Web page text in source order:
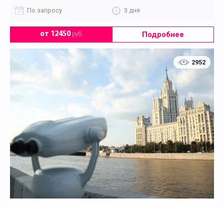
По запросу
3 дня
от 12450руб. Подробнее
2952